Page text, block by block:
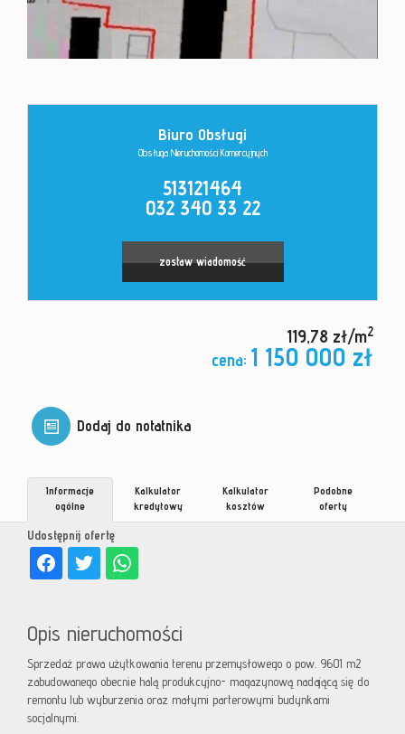
Biuro Obsługi
Obsługa Nieruchomości Komercyjnych
513121464
032 340 33 22
zostaw wiadomość
119,78 zł/m2
cena: 1 150 000 zł
Dodaj do notatnika
Udostępnij ofertę
Informacje
ogólne
Kalkulator
kredytowy
Kalkulator
kosztów
Podobne
oferty
Opis nieruchomości
Sprzedaż prawa użytkowania terenu przemysłowego o pow. 9601 m2
zabudowanego obecnie halą produkcyjno- magazynową nadającą się do
remontu lub wyburzenia oraz małymi parterowymi budynkami
socjalnymi.